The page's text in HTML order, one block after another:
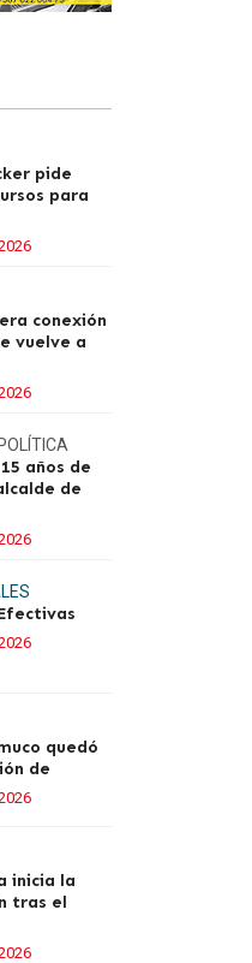
pide
para
conexión
vuelve a
POLÍTICA
años de
de
quedó
de
inicia la
tras el